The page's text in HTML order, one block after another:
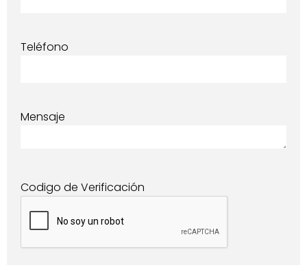
Teléfono
Mensaje
Codigo de Verificación